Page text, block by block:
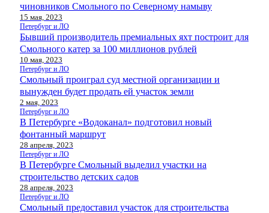
чиновников Смольного по Северному намыву
15 мая, 2023
Петербург и ЛО
Бывший производитель премиальных яхт построит для
Смольного катер за 100 миллионов рублей
10 мая, 2023
Петербург и ЛО
Смольный проиграл суд местной организации и
вынужден будет продать ей участок земли
2 мая, 2023
Петербург и ЛО
В Петербурге «Водоканал» подготовил новый
фонтанный маршрут
28 апреля, 2023
Петербург и ЛО
В Петербурге Смольный выделил участки на
строительство детских садов
28 апреля, 2023
Петербург и ЛО
Смольный предоставил участок для строительства